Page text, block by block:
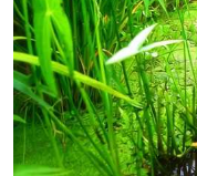
ヤ
ー